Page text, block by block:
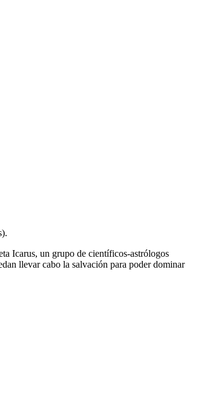
Icarus, un grupo de científicos-astrólogos
llevar cabo la salvación para poder dominar